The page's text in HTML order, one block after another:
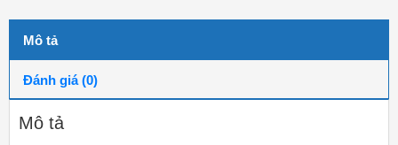
Mô tả
Đánh giá (0)
Mô tả